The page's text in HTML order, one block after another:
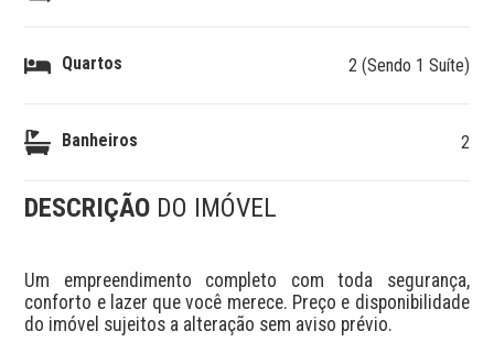
Quartos 2 (Sendo 1 Suíte)
Banheiros 2
DESCRIÇÃO DO IMÓVEL
Um empreendimento completo com toda segurança,
conforto e lazer que você merece. Preço e disponibilidade
do imóvel sujeitos a alteração sem aviso prévio.